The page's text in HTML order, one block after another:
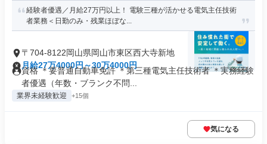
経験者優遇／月給27万円以上！ 電験三種が活かせる電気主任技術
者業務＜日勤のみ・残業ほぼな...
〒704-8122岡山県岡山市東区西大寺新地
月給27万4000円～30万4000円
資格 ＊要普通自動車免許 ＊第三種電気主任技術者 ＊実務経験
者優遇（年数・ブランク不問...
業界未経験歓迎 +15個
気になる